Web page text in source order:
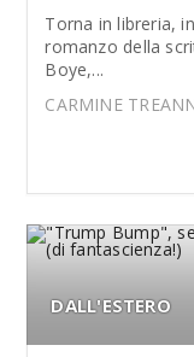
Torna in libreria,
romanzo della
Boye,...
CARMINE
DALL'ESTERO